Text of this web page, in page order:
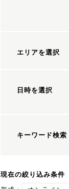
エリアを選択
日時を選択
キーワード検索
現在の絞り込み条件